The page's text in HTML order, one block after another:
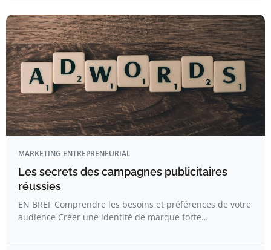
MARKETING ENTREPRENEURIAL
Les secrets des campagnes publicitaires
réussies
EN BREF Comprendre les besoins et préférences de votre
audience Créer une identité de marque forte…